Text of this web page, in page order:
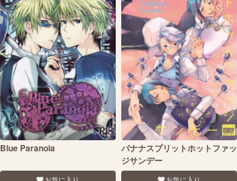
Blue Paranoia
バナナスプリットホットファッ
ジサンデー